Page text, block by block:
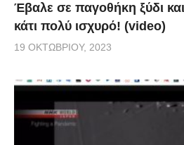
Έβαλε σε παγοθήκη ξύδι και
κάτι πολύ ισχυρό! (video)
19 ΟΚΤΩΒΡΊΟΥ, 2023